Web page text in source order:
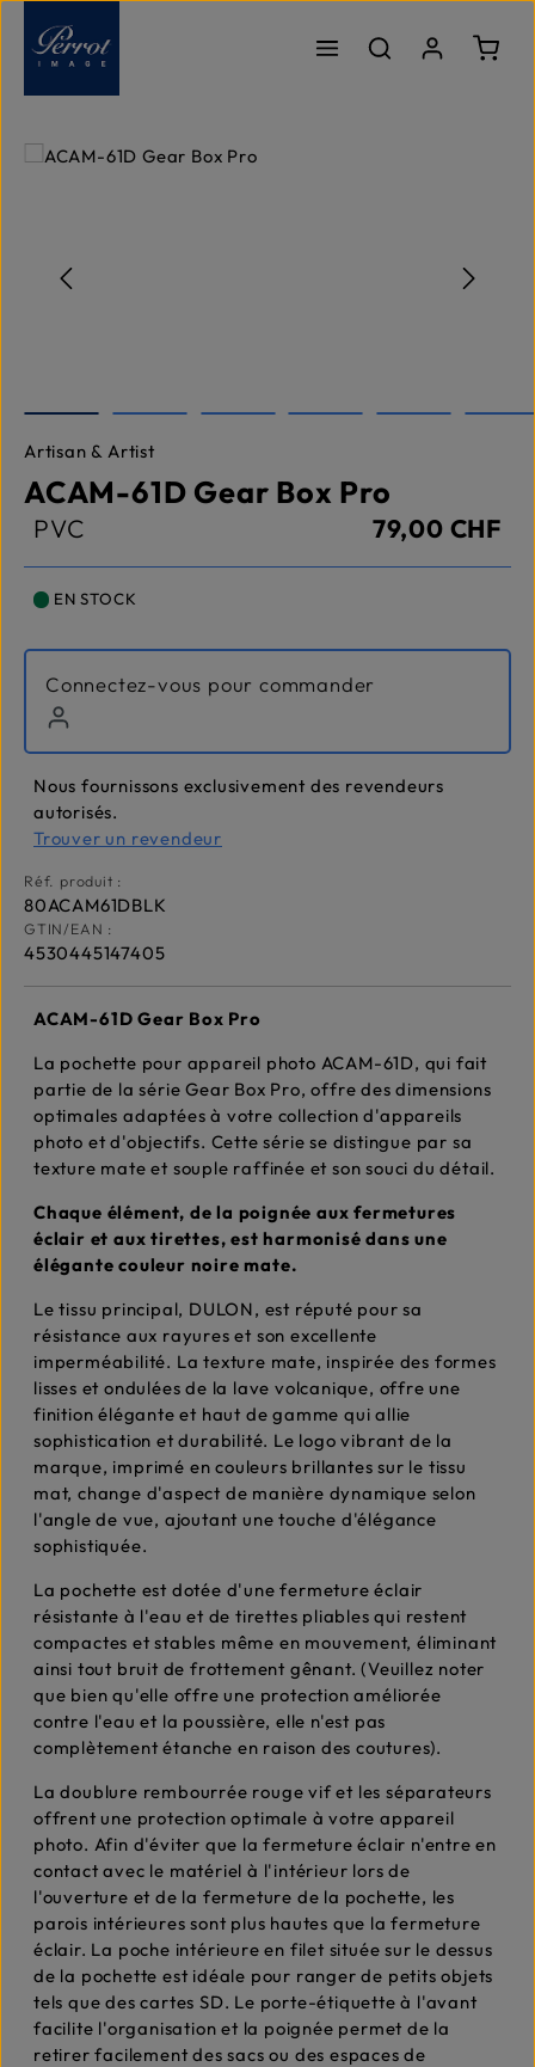
Passer au contenu principal
Le
Ignorer la galerie d'images
Artisan & Artist
ACAM-61D Gear Box Pro
PVC 79,00 CHF
EN STOCK
Connectez-vous pour commander
Nous fournissons exclusivement des revendeurs
autorisés.
Trouver un revendeur
Réf. produit :
80ACAM61DBLK
GTIN/EAN :
4530445147405
ACAM-61D Gear Box Pro
La pochette pour appareil photo ACAM-61D, qui fait
partie de la série Gear Box Pro, offre des dimensions
optimales adaptées à votre collection d'appareils
photo et d'objectifs. Cette série se distingue par sa
texture mate et souple raffinée et son souci du détail.
Chaque élément, de la poignée aux fermetures
éclair et aux tirettes, est harmonisé dans une
élégante couleur noire mate.
Le tissu principal, DULON, est réputé pour sa
résistance aux rayures et son excellente
imperméabilité. La texture mate, inspirée des formes
lisses et ondulées de la lave volcanique, offre une
finition élégante et haut de gamme qui allie
sophistication et durabilité. Le logo vibrant de la
marque, imprimé en couleurs brillantes sur le tissu
mat, change d'aspect de manière dynamique selon
l'angle de vue, ajoutant une touche d'élégance
sophistiquée.
La pochette est dotée d'une fermeture éclair
résistante à l'eau et de tirettes pliables qui restent
compactes et stables même en mouvement, éliminant
ainsi tout bruit de frottement gênant. (Veuillez noter
que bien qu'elle offre une protection améliorée
contre l'eau et la poussière, elle n'est pas
complètement étanche en raison des coutures).
La doublure rembourrée rouge vif et les séparateurs
offrent une protection optimale à votre appareil
photo. Afin d'éviter que la fermeture éclair n'entre en
contact avec le matériel à l'intérieur lors de
l'ouverture et de la fermeture de la pochette, les
parois intérieures sont plus hautes que la fermeture
éclair. La poche intérieure en filet située sur le dessus
de la pochette est idéale pour ranger de petits objets
tels que des cartes SD. Le porte-étiquette à l'avant
facilite l'organisation et la poignée permet de la
retirer facilement des sacs ou des espaces de